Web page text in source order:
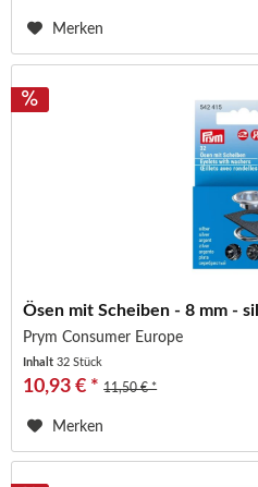
Merken
Ösen mit Scheiben - 8 mm -
Prym Consumer Europe
Inhalt32 Stück
10,93 € * 11,50 € *
Merken